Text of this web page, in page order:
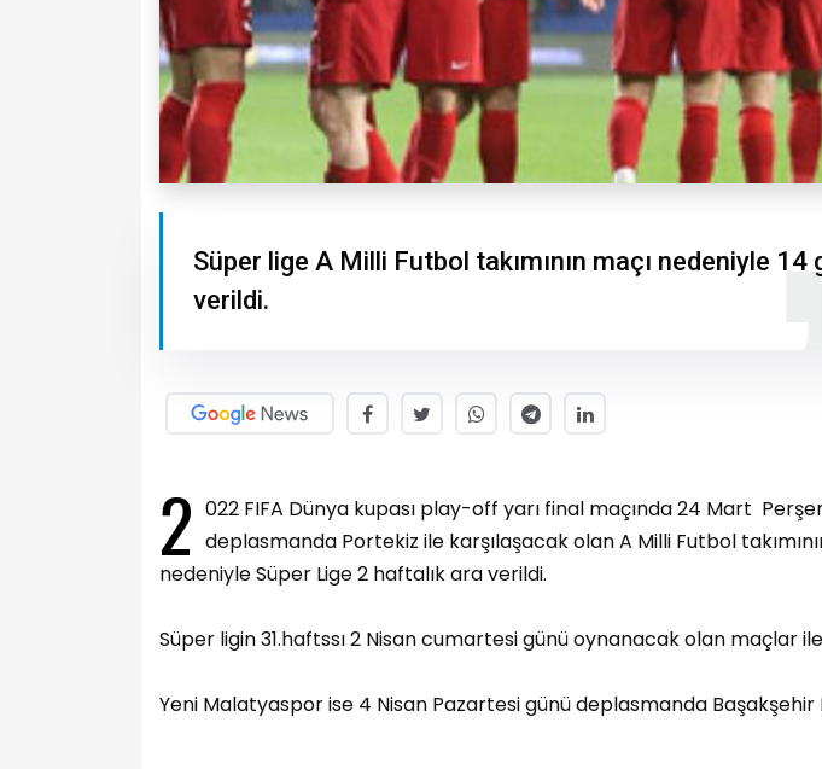
Süper lige A Milli Futbol takımının maçı nedeniyle 14
verildi.
2 022 FIFA Dünya kupası play-off yarı final maçında 24 Mart
deplasmanda Portekiz ile karşılaşacak olan A Milli Futbol
nedeniyle Süper Lige 2 haftalık ara verildi.
Süper ligin 31.haftssı 2 Nisan cumartesi günü oynanacak olan maçlar
Yeni Malatyaspor ise 4 Nisan Pazartesi günü deplasmanda Başakşehir